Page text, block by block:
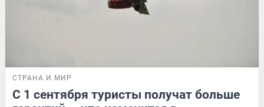
СТРАНА И МИР
С 1 сентября туристы получат больше